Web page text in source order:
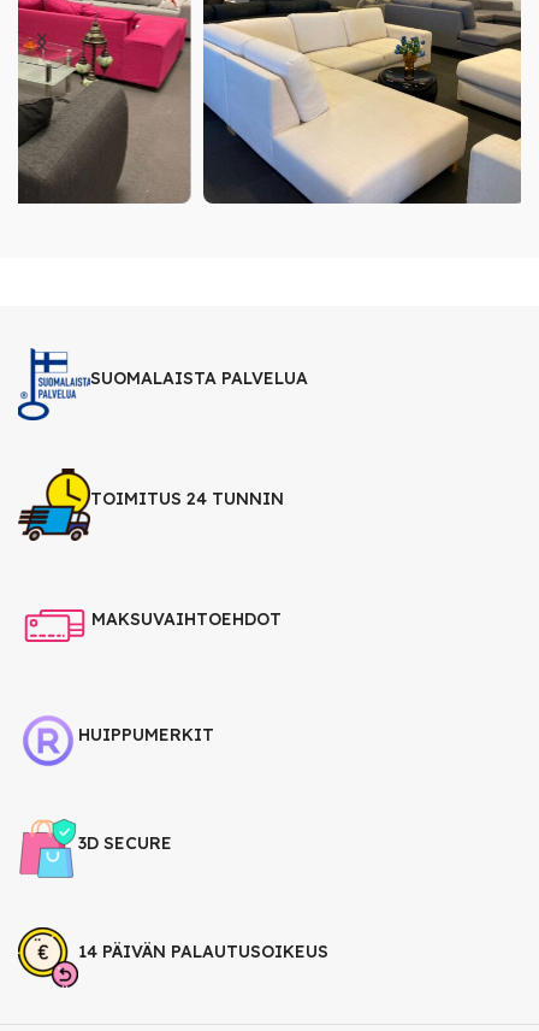
SUOMALAISTA PALVELUA
TOIMITUS 24 TUNNIN
MAKSUVAIHTOEHDOT
HUIPPUMERKIT
3D SECURE
14 PÄIVÄN PALAUTUSOIKEUS